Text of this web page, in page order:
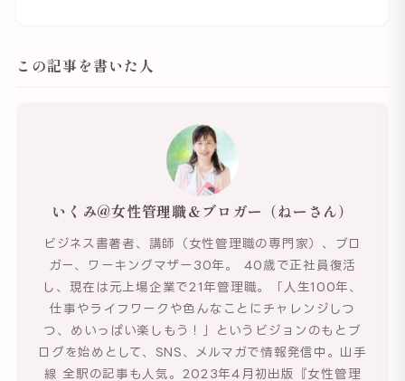
この記事を書いた人
いくみ@女性管理職＆ブロガー（ねーさん）
ビジネス書著者、講師（女性管理職の専門家）、ブロ
ガー、ワーキングマザー30年。 40歳で正社員復活
し、現在は元上場企業で21年管理職。「人生100年、
仕事やライフワークや色んなことにチャレンジしつ
つ、めいっぱい楽しもう！」というビジョンのもとブ
ログを始めとして、SNS、メルマガで情報発信中。山手
線 全駅の記事も人気。2023年4月初出版『女性管理